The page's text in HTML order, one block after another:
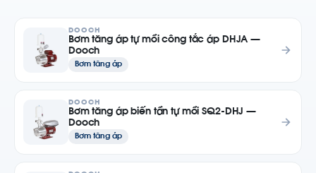
DOOCH
Bơm tăng áp tự mồi công tắc áp DHJA —
Dooch
Bơm tăng áp
DOOCH
Bơm tăng áp biến tần tự mồi SQ2-DHJ —
Dooch
Bơm tăng áp